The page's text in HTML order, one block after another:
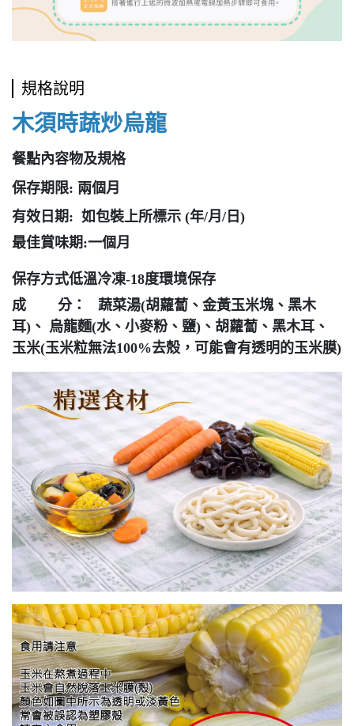
規格說明
木須時蔬炒烏龍
餐點內容物及規格
保存期限: 兩個月
有效日期: 如包裝上所標示 (年/月/日)
最佳賞味期:一個月
保存方式低溫冷凍-18度環境保存
成 分： 蔬菜湯(胡蘿蔔、金黃玉米塊、黑木
耳)、 烏龍麵(水、小麥粉、鹽)、胡蘿蔔、黑木耳、
玉米(玉米粒無法100%去殼，可能會有透明的玉米膜)